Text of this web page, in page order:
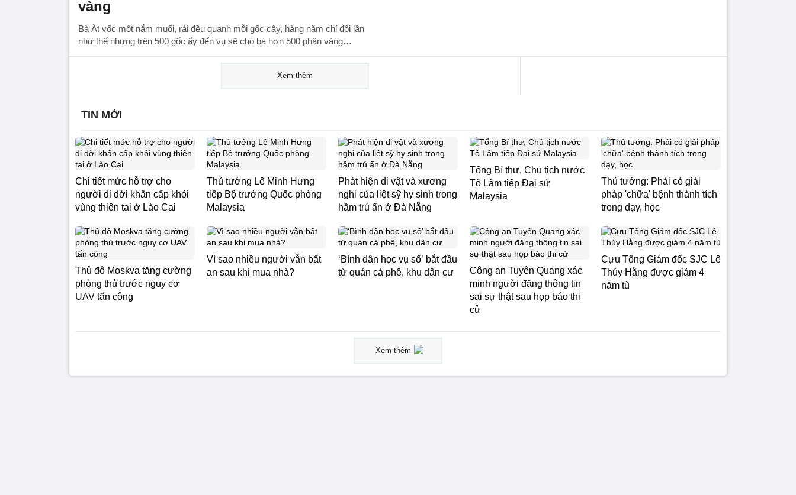
vàng
Bà Ất vốc một nắm muối, rải đều quanh mỗi gốc cây, hàng năm chỉ đôi lần
như thế nhưng trên 500 gốc ấy đến vụ sẽ cho bà hơn 500 phân vàng…
Xem thêm
TIN MỚI
Chi tiết mức hỗ trợ cho
người di dời khẩn cấp khỏi
vùng thiên tai ở Lào Cai
Thủ tướng Lê Minh Hưng
tiếp Bộ trưởng Quốc phòng
Malaysia
Phát hiện di vật và xương
nghi của liệt sỹ hy sinh trong
hầm trú ẩn ở Đà Nẵng
Tổng Bí thư, Chủ tịch nước
Tô Lâm tiếp Đại sứ
Malaysia
Thủ tướng: Phải có giải
pháp 'chữa' bệnh thành tích
trong dạy, học
Thủ đô Moskva tăng cường
phòng thủ trước nguy cơ
UAV tấn công
Vì sao nhiều người vẫn bất
an sau khi mua nhà?
‘Bình dân học vụ số’ bắt đầu
từ quán cà phê, khu dân cư
Công an Tuyên Quang xác
minh người đăng thông tin
sai sự thật sau họp báo thi
cử
Cựu Tổng Giám đốc SJC Lê
Thúy Hằng được giảm 4
năm tù
Xem thêm